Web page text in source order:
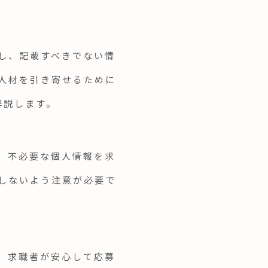
、記載すべきでない情
材を引き寄せるために
します。
不必要な個人情報を求
ないよう注意が必要で
求職者が安心して応募